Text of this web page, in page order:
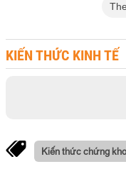
KIẾN THỨC KINH TẾ
Kiến thức chứng